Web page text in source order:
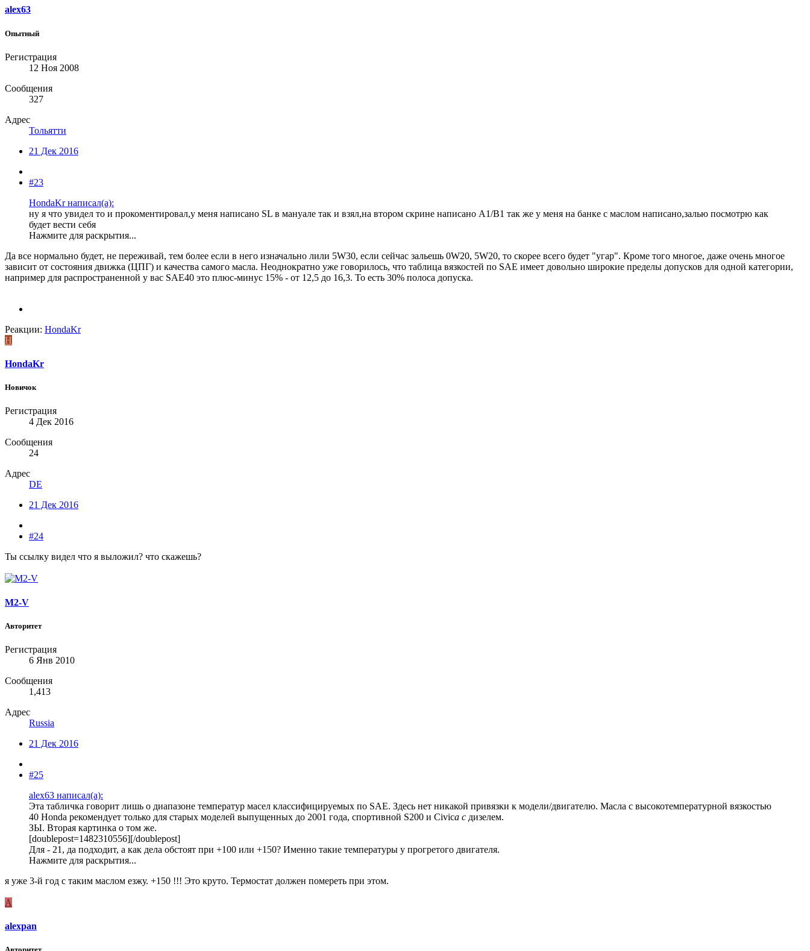
alex63
Опытный
Регистрация
12 Ноя 2008
Сообщения
327
Адрес
Тольятти
21 Дек 2016
#23
HondaKr написал(а):
ну я что увидел то и прокоментировал,у меня написано SL в мануале так и взял,на втором скрине написано A1/B1 так же у меня на банке с маслом написано,залью посмотрю как
будет вести себя
Нажмите для раскрытия...
Да все нормально будет, не переживай, тем более если в него изначально лили 5W30, если сейчас зальешь 0W20, 5W20, то скорее всего будет "угар". Кроме того многое, даже очень многое
зависит от состояния движка (ЦПГ) и качества самого масла. Неоднократно уже говорилось, что таблица вязкостей по SAE имеет довольно широкие пределы допусков для одной категории,
например для распространенной у вас SAE40 это плюс-минус 15% - от 12,5 до 16,3. То есть 30% полоса допуска.
Реакции: HondaKr
H
HondaKr
Новичок
Регистрация
4 Дек 2016
Сообщения
24
Адрес
DE
21 Дек 2016
#24
Ты ссылку видел что я выложил? что скажешь?
M2-V
Авторитет
Регистрация
6 Янв 2010
Сообщения
1,413
Адрес
Russia
21 Дек 2016
#25
alex63 написал(а):
Эта табличка говорит лишь о диапазоне температур масел классифицируемых по SAE. Здесь нет никакой привязки к модели/двигателю. Масла с высокотемпературной вязкостью
40 Honda рекомендует только для старых моделей выпущенных до 2001 года, спортивной S200 и Civicа с дизелем.
ЗЫ. Вторая картинка о том же.
[doublepost=1482310556][/doublepost]
Для - 21, да подходит, а как дела обстоят при +100 или +150? Именно такие температуры у прогретого двигателя.
Нажмите для раскрытия...
я уже 3-й год с таким маслом езжу. +150 !!! Это круто. Термостат должен помереть при этом.
A
alexpan